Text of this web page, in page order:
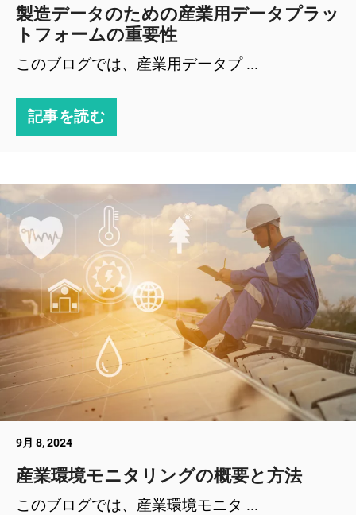
製造データのための産業用データプラッ
トフォームの重要性
このブログでは、産業用データプ ...
記事を読む
9月 8, 2024
産業環境モニタリングの概要と方法
このブログでは、産業環境モニタ ...